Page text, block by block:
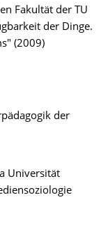
Fakultät der TU
der Dinge.
(2009)
der
Universität